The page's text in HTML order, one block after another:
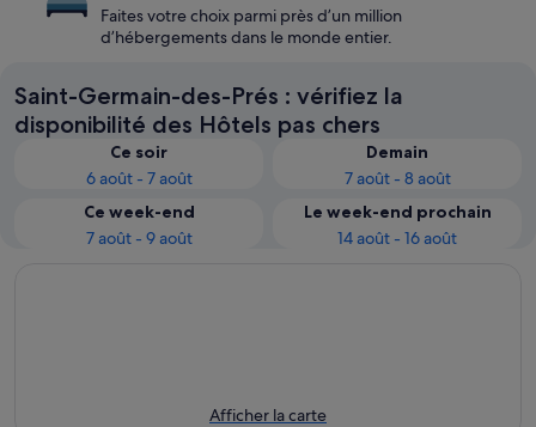
Faites votre choix parmi près d’un million
d’hébergements dans le monde entier.
Saint-Germain-des-Prés : vérifiez la
disponibilité des Hôtels pas chers
Ce soir
6 août - 7 août
Demain
7 août - 8 août
Ce week-end
7 août - 9 août
Le week-end prochain
14 août - 16 août
Afficher la carte